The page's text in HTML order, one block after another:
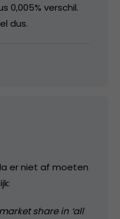
0,005% verschil.
dus.
er niet af moeten
share in ‘all